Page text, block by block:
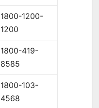
1800-1200-
1200
1800-419-
8585
1800-103-
4568